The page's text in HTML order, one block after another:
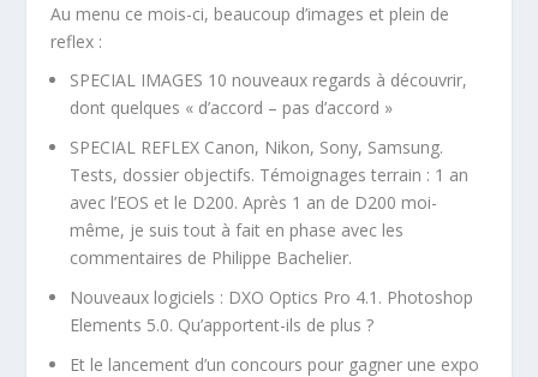
Au menu ce mois-ci, beaucoup d’images et plein de
reflex :
SPECIAL IMAGES 10 nouveaux regards à découvrir,
dont quelques « d’accord – pas d’accord »
SPECIAL REFLEX Canon, Nikon, Sony, Samsung.
Tests, dossier objectifs. Témoignages terrain : 1 an
avec l’EOS et le D200. Après 1 an de D200 moi-
même, je suis tout à fait en phase avec les
commentaires de Philippe Bachelier.
Nouveaux logiciels : DXO Optics Pro 4.1. Photoshop
Elements 5.0. Qu’apportent-ils de plus ?
Et le lancement d’un concours pour gagner une expo